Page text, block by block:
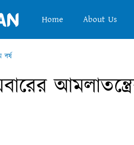
Home About Us
বর্ষ